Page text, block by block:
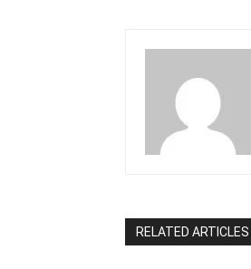
RELATED ARTICLES